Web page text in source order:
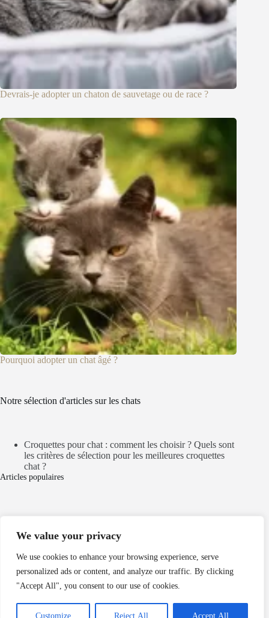
We value your privacy
We use cookies to enhance your browsing experience, serve
personalized ads or content, and analyze our traffic. By clicking
"Accept All", you consent to our use of cookies.
Customize Reject All Accept All
Devrais-je adopter un chaton de sauvetage ou de race ?
Pourquoi adopter un chat âgé ?
Notre sélection d'articles sur les chats
Croquettes pour chat : comment les choisir ? Quels sont
les critères de sélection pour les meilleures croquettes
chat ?
Articles populaires
Politique de cookies
Nos partenaires
dordogne chalet
conciergerie hautement qualifiée Les Sables d’Olonne
roadstr.fr